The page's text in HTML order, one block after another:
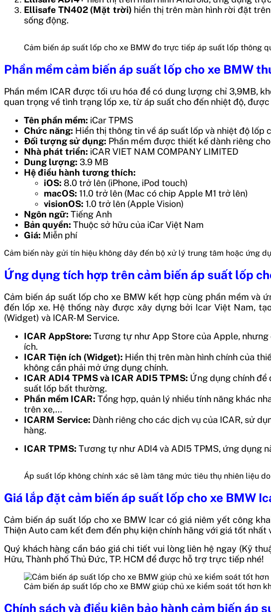
Ellisafe TN402 (Mặt trời) hiển thị trên màn hình rời đặt
sống động.
Cảm biến áp suất lốp cho xe BMW đo trực tiếp áp suất lốp thông
Phần mềm cảm biến áp suất lốp cho xe BMW
Phần mềm ICAR được tối ưu hóa để có dung lượng chỉ 3,9MB,
quan trọng về tình trạng lốp xe, từ áp suất cho đến nhiệt độ,
Tên phần mềm: iCar TPMS
Chức năng: Hiển thị thông tin về áp suất lốp và nhiệt độ lốp
Đối tượng sử dụng: Phần mềm được thiết kế dành riêng
Nhà phát triển: iCAR VIET NAM COMPANY LIMITED
Dung lượng: 3.9 MB
Hệ điều hành tương thích:
iOS: 8.0 trở lên (iPhone, iPod touch)
macOS: 11.0 trở lên (Mac có chip Apple M1 trở lên)
visionOS: 1.0 trở lên (Apple Vision)
Ngôn ngữ: Tiếng Anh
Bản quyền: Thuộc sở hữu của iCar Việt Nam
Giá: Miễn phí
Cảm biến này gửi tín hiệu không dây đến bộ xử lý trung tâm hoặc ứng
Ứng dụng tích hợp trên cảm biến áp suất lốp
Cảm biến áp suất lốp cho xe BMW kết hợp cùng phần mềm và
đến lốp xe. Hệ thống này được xây dựng bởi Icar Việt Nam,
(Widget) và ICAR-M Service.
ICAR AppStore: Tương tự như App Store của Apple, nhưng
ích.
ICAR Tiện ích (Widget): Hiển thị trên màn hình chính của
không cần phải mở ứng dụng chính.
ICAR ADI4 TPMS và ICAR ADI5 TPMS: Ứng dụng chính để
suất lốp bất thường.
Phần mềm ICAR: Tổng hợp, quản lý nhiều tính năng khác
trên xe,…
ICARM Service: Dành riêng cho các dịch vụ của ICAR, sử
hàng.
ICAR TPMS: Tương tự như ADI4 và ADI5 TPMS, ứng dụng
Áp suất lốp không chính xác sẽ làm tăng mức tiêu thụ nhiên liệu
Giá lắp đặt cảm biến áp suất lốp cho xe BMW
Cảm biến áp suất lốp cho xe BMW Icar có giá niêm yết công
Thiện Auto cam kết đem đến phụ kiện chính hãng với giá tốt nhất
Quý khách hàng cần báo giá chi tiết vui lòng liên hệ ngay (Kỹ
Hữu, Thành phố Thủ Đức, TP. HCM để được hỗ trợ trực tiếp nhé!
Cảm biến áp suất lốp cho xe BMW giúp chủ xe kiểm soát tốt hơn
Chính sách và điều kiện bảo hành cảm biến áp